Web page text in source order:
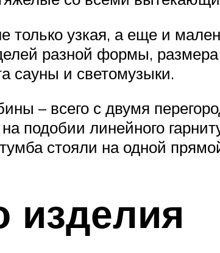
только узкая, а еще и
разной формы,
сауны и светомузыки.
– всего с двумя
подобии линейного
стояли на одной
изделия